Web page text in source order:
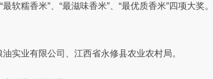
软糯香米”、“最滋味香米”、“最优质香米”四项大奖。
油实业有限公司、江西省永修县农业农村局。